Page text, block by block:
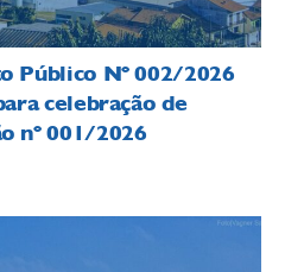
Público Nº 002/2026
celebração de
nº 001/2026